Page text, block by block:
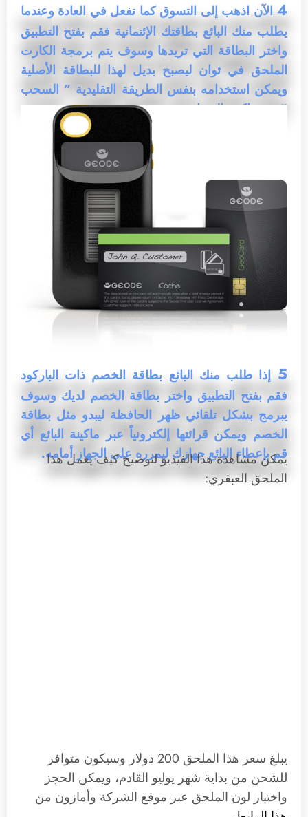
4 الآن اذهب إلى التسوق كما تفعل في العادة وعندما
يطلب منك البائع بطاقتك الإئتمانية فقم بفتح التطبيق
واختر البطاقة التي تريدها وسوف يتم برمجة الكارت
الملحق في ثوان ليصبح بديل لهذا للبطاقة الأصلية
ويمكن استخدامه بنفس الطريقة التقليدية ” السحب
” في ماكينة الفيزا.
5 إذا طلب منك البائع بطاقة الخصم ذات الباركود
فقم بفتح التطبيق واختر بطاقة الخصم لديك وسوف
يبرمج بشكل تلقائي ظهر الحافظة ليبدو مثل بطاقة
الخصم ويمكن قرائتها إلكترونياً عبر ماكينة البائع أي
قم بإعطاء البائع جهازك ليمرره على الجهاز أمامه.
يمكن مشاهدة هذا الفيديو لتوضيح كيف يعمل هذا
الملحق العبقري:
يبلغ سعر هذا الملحق 200 دولار وسيكون متوافر
للشحن من بداية شهر يوليو القادم، ويمكن الحجز
واختيار لون الملحق عبر موقع الشركة وأمازون من